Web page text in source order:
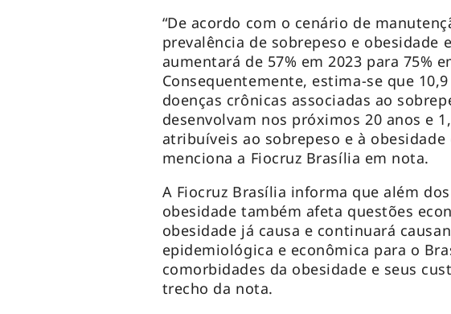
“De acordo com o cenário de
prevalência de sobrepeso e obesidade
aumentará de 57% em 2023 para 75%
Consequentemente, estima-se que
doenças crônicas associadas ao
desenvolvam nos próximos 20 anos e
atribuíveis ao sobrepeso e à obesidade
menciona a Fiocruz Brasília em nota.
A Fiocruz Brasília informa que além
obesidade também afeta questões
obesidade já causa e continuará
epidemiológica e econômica para o
comorbidades da obesidade e seus
trecho da nota.